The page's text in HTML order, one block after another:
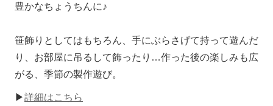
豊かなちょうちんに♪
笹飾りとしてはもちろん、手にぶらさげて持って遊んだ
り、お部屋に吊るして飾ったり…作った後の楽しみも広
がる、季節の製作遊び。
▶詳細はこちら